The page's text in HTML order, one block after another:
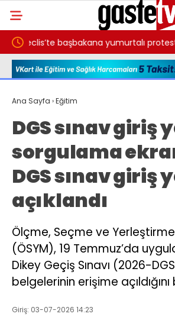
yumurtalı protesto
Ana Sayfa ›Eğitim
DGS sınav giriş
sorgulama
DGS sınav giriş
açıklandı
Ölçme, Seçme ve
(ÖSYM), 19 Temmuz’da
Dikey Geçiş Sınavı (2026-
belgelerinin erişime
Giriş: 03-07-2026 14:23